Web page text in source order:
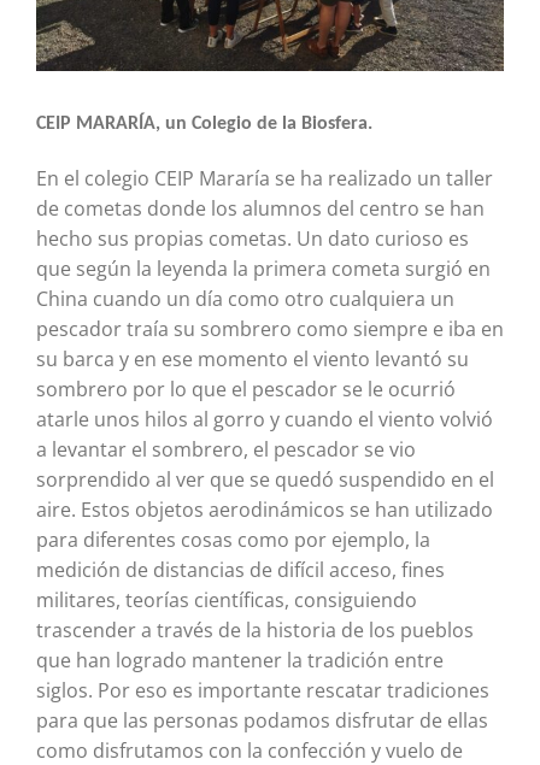
CEIP MARARÍA, un Colegio de la Biosfera.
En el colegio CEIP Mararía se ha realizado un taller
de cometas donde los alumnos del centro se han
hecho sus propias cometas. Un dato curioso es
que según la leyenda la primera cometa surgió en
China cuando un día como otro cualquiera un
pescador traía su sombrero como siempre e iba en
su barca y en ese momento el viento levantó su
sombrero por lo que el pescador se le ocurrió
atarle unos hilos al gorro y cuando el viento volvió
a levantar el sombrero, el pescador se vio
sorprendido al ver que se quedó suspendido en el
aire. Estos objetos aerodinámicos se han utilizado
para diferentes cosas como por ejemplo, la
medición de distancias de difícil acceso, fines
militares, teorías científicas, consiguiendo
trascender a través de la historia de los pueblos
que han logrado mantener la tradición entre
siglos. Por eso es importante rescatar tradiciones
para que las personas podamos disfrutar de ellas
como disfrutamos con la confección y vuelo de